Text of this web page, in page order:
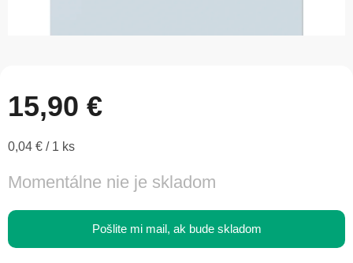
15,90 €
Jednotková
0,04 € / 1 ks
Momentálne nie je skladom
Pošlite mi mail, ak bude skladom